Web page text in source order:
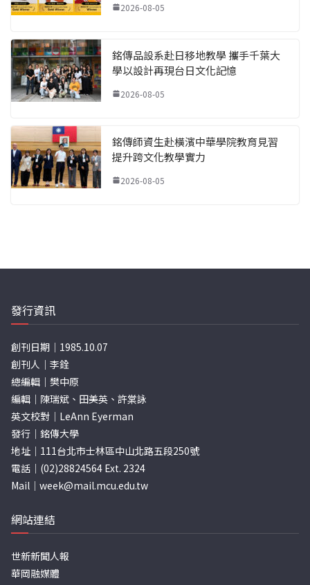
2026-08-05
銘傳品設系赴日移地教學 攜手千葉大
學以設計再現台日文化記憶
2026-08-05
銘傳師資生赴橫濱中華學院教育見習
提升跨文化教學實力
2026-08-05
發行資訊
創刊日期｜1985.10.07
創刊人｜李銓
總編輯｜樊中原
編輯｜陳瑞斌、田美英、許棠詠
英文校對｜LeAnn Eyerman
發行｜銘傳大學
地址｜111台北市士林區中山北路五段250號
電話｜(02)28824564 Ext. 2324
Mail｜ week@mail.mcu.edu.tw
網站連結
世新新聞人報
華岡融媒體